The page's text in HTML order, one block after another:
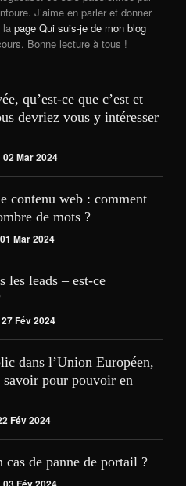
J’aime en parler et donner
la page Qui suis-je de mon blog
Bonne lecture à tous !
qu’est-ce que c’est et
devriez vous y intéresser
Mar 2024
contenu web : comment
de mots ?
Mar 2024
les leads – est-ce
Fév 2024
dans l’Union Européen,
savoir pour pouvoir en
Fév 2024
cas de panne de portail ?